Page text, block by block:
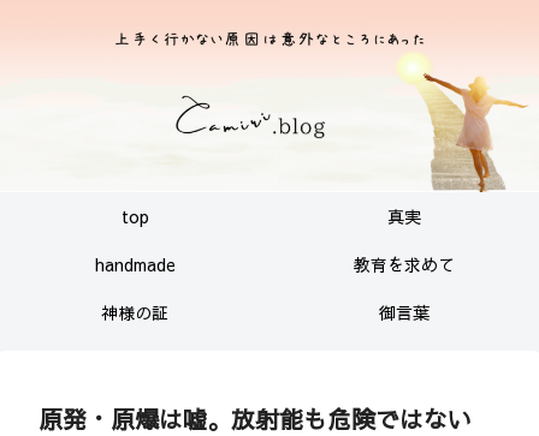
top
真実
handmade
教育を求めて
神様の証
御言葉
原発・原爆は嘘。放射能も危険ではない